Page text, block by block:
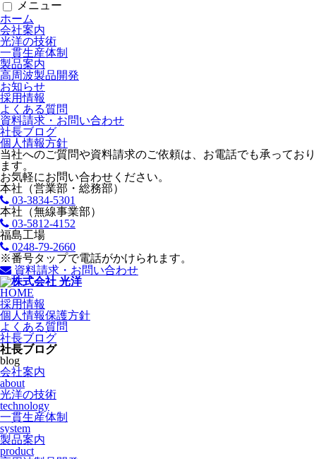
メニュー
ホーム
会社案内
光洋の技術
一貫生産体制
製品案内
高周波製品開発
お知らせ
採用情報
よくある質問
資料請求・お問い合わせ
社長ブログ
個人情報方針
当社へのご質問や資料請求のご依頼は、お電話でも承っており
ます。
お気軽にお問い合わせください。
本社（営業部・総務部）
03-3834-5301
本社（無線事業部）
03-5812-4152
福島工場
0248-79-2660
※番号タップで電話がかけられます。
資料請求・お問い合わせ
HOME
採用情報
個人情報保護方針
よくある質問
社長ブログ
社長ブログ
blog
会社案内
about
光洋の技術
technology
一貫生産体制
system
製品案内
product